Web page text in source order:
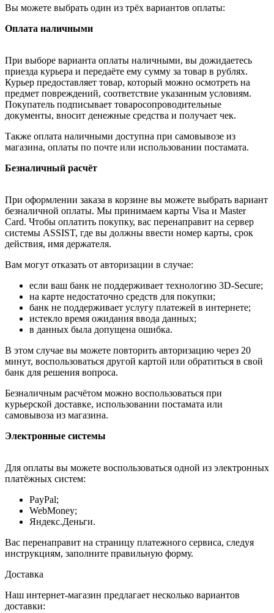
Вы можете выбрать один из трёх вариантов оплаты:
Оплата наличными
При выборе варианта оплаты наличными, вы дожидаетесь
приезда курьера и передаёте ему сумму за товар в рублях.
Курьер предоставляет товар, который можно осмотреть на
предмет повреждений, соответствие указанным условиям.
Покупатель подписывает товаросопроводительные
документы, вносит денежные средства и получает чек.
Также оплата наличными доступна при самовывозе из
магазина, оплаты по почте или использовании постамата.
Безналичный расчёт
При оформлении заказа в корзине вы можете выбрать вариант
безналичной оплаты. Мы принимаем карты Visa и Master
Card. Чтобы оплатить покупку, вас перенаправит на сервер
системы ASSIST, где вы должны ввести номер карты, срок
действия, имя держателя.
Вам могут отказать от авторизации в случае:
если ваш банк не поддерживает технологию 3D-Secure;
на карте недостаточно средств для покупки;
банк не поддерживает услугу платежей в интернете;
истекло время ожидания ввода данных;
в данных была допущена ошибка.
В этом случае вы можете повторить авторизацию через 20
минут, воспользоваться другой картой или обратиться в свой
банк для решения вопроса.
Безналичным расчётом можно воспользоваться при
курьерской доставке, использовании постамата или
самовывоза из магазина.
Электронные системы
Для оплаты вы можете воспользоваться одной из электронных
платёжных систем:
PayPal;
WebMoney;
Яндекс.Деньги.
Вас перенаправит на страницу платежного сервиса, следуя
инструкциям, заполните правильную форму.
Доставка
Наш интернет-магазин предлагает несколько вариантов
доставки: